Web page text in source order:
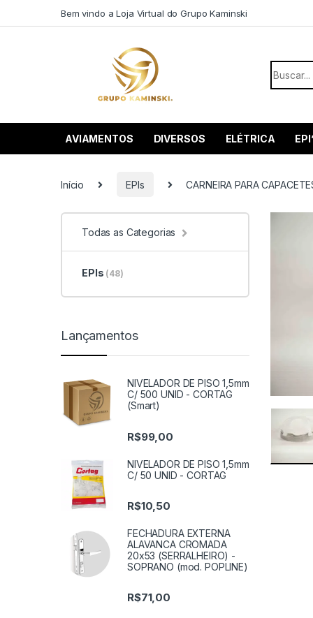
Bem vindo a Loja Virtual do Grupo Kaminski
AVIAMENTOS DIVERSOS ELÉTRICA
Início EPIs CARNEIRA PARA
Todas as Categorias
EPIs (48)
Lançamentos
NIVELADOR DE PISO 1,5mm
C/ 500 UNID - CORTAG
(Smart)
R$99,00
NIVELADOR DE PISO 1,5mm
C/ 50 UNID - CORTAG
R$10,50
FECHADURA EXTERNA
ALAVANCA CROMADA
20x53 (SERRALHEIRO) -
SOPRANO (mod. POPLINE)
R$71,00